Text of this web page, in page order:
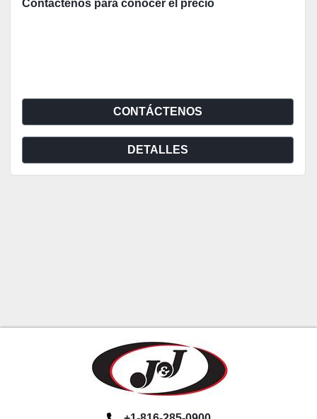
Contáctenos para conocer el precio
CONTÁCTENOS
DETALLES